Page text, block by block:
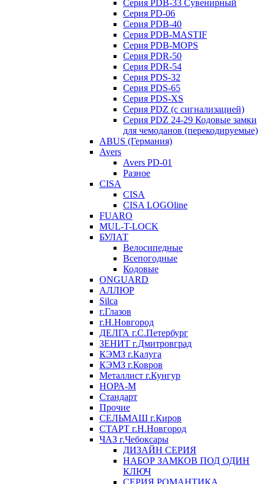
Серия PDB-33 Сувенирный
Серия PD-06
Серия PDB-40
Серия PDB-MASTIF
Серия PDB-MOPS
Серия PDR-50
Серия PDR-54
Серия PDS-32
Серия PDS-65
Серия PDS-XS
Серия PDZ (с сигнализацией)
Серия PDZ 24-29 Кодовые замки
для чемоданов (перекодируемые)
ABUS (Германия)
Avers
Avers PD-01
Разное
CISA
CISA
CISA LOGOline
FUARO
MUL-T-LOCK
БУЛАТ
Велосипедные
Всепогодные
Кодовые
ONGUARD
АЛЛЮР
Silca
г.Глазов
г.Н.Новгород
ДЕЛГА г.С.Петербург
ЗЕНИТ г.Дмитровград
КЭМЗ г.Калуга
КЭМЗ г.Ковров
Металлист г.Кунгур
НОРА-М
Стандарт
Прочие
СЕЛЬМАШ г.Киров
СТАРТ г.Н.Новгород
ЧАЗ г.Чебоксары
ДИЗАЙН СЕРИЯ
НАБОР ЗАМКОВ ПОД ОДИН
КЛЮЧ
СЕРИЯ РОМАНТИКА